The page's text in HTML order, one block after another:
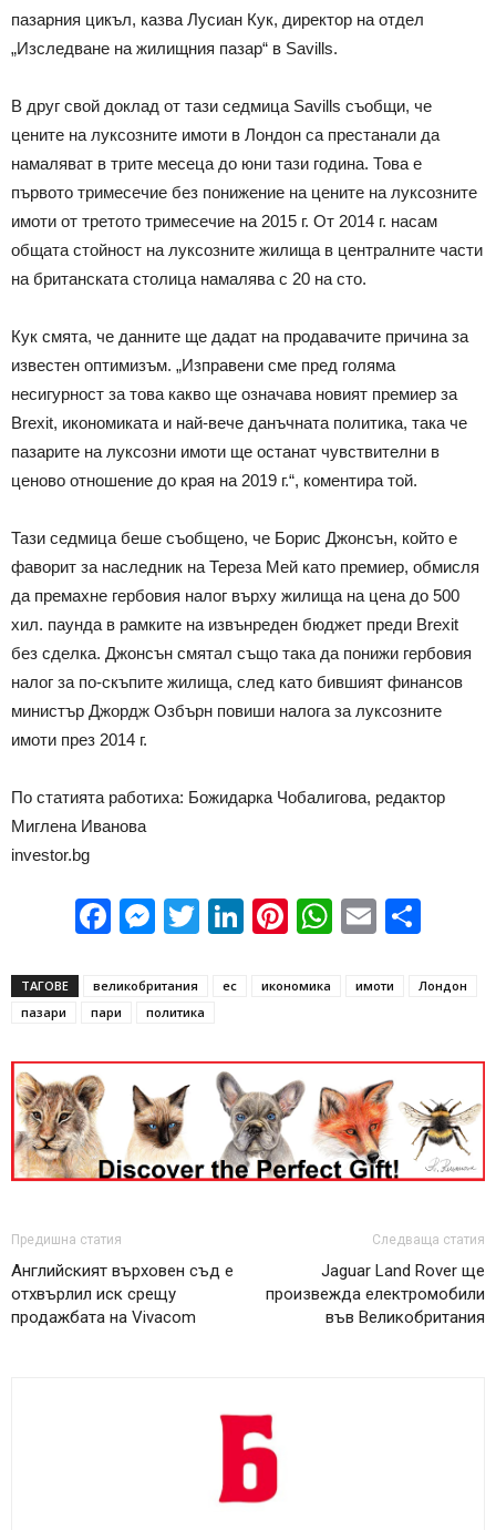
пазарния цикъл, казва Лусиан Кук, директор на отдел
„Изследване на жилищния пазар“ в Savills.
В друг свой доклад от тази седмица Savills съобщи, че
цените на луксозните имоти в Лондон са престанали да
намаляват в трите месеца до юни тази година. Това е
първото тримесечие без понижение на цените на луксозните
имоти от третото тримесечие на 2015 г. От 2014 г. насам
общата стойност на луксозните жилища в централните части
на британската столица намалява с 20 на сто.
Кук смята, че данните ще дадат на продавачите причина за
известен оптимизъм. „Изправени сме пред голяма
несигурност за това какво ще означава новият премиер за
Brexit, икономиката и най-вече данъчната политика, така че
пазарите на луксозни имоти ще останат чувствителни в
ценово отношение до края на 2019 г.“, коментира той.
Тази седмица беше съобщено, че Борис Джонсън, който е
фаворит за наследник на Тереза Мей като премиер, обмисля
да премахне гербовия налог върху жилища на цена до 500
хил. паунда в рамките на извънреден бюджет преди Brexit
без сделка. Джонсън смятал също така да понижи гербовия
налог за по-скъпите жилища, след като бившият финансов
министър Джордж Озбърн повиши налога за луксозните
имоти през 2014 г.
По статията работиха: Божидарка Чобалигова, редактор
Миглена Иванова
investor.bg
Facebook
Messenger
Twitter
LinkedIn
Pinterest
WhatsApp
Email
ТАГОВЕ великобритания ес икономика имоти
Лондон
пазари
пари политика
Предишна статия
Английският върховен съд е
отхвърлил иск срещу
продажбата на Vivacom
Следваща статия
Jaguar Land Rover ще
произвежда електромобили
във Великобритания